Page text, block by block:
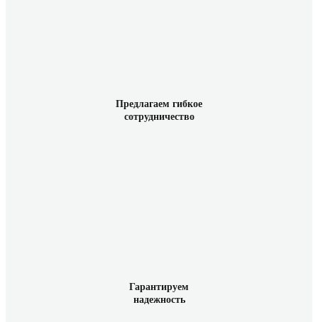
Предлагаем гибкое
сотрудничество
Гарантируем
надежность